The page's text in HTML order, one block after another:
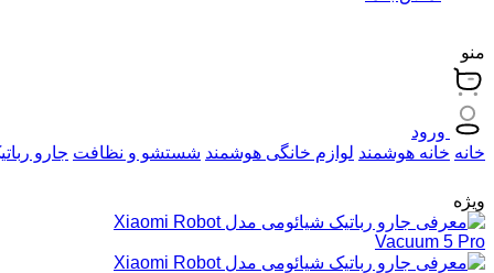
منو
ورود
خانه خانه هوشمند لوازم خانگی هوشمند شستشو و نظافت جارو
ویژه